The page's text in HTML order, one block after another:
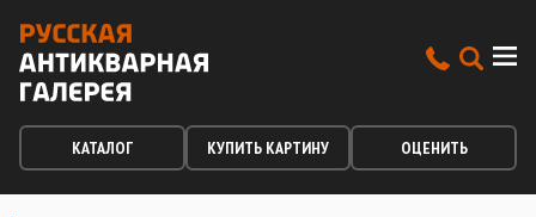
КАТАЛОГ КУПИТЬ КАРТИНУ ОЦЕНИТЬ